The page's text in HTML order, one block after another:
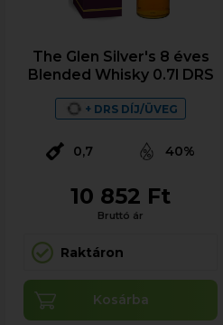
The Glen Silver's 8 éves
Blended Whisky 0.7l DRS
+ DRS DÍJ/ÜVEG
0,7 40%
10 852 Ft
Bruttó ár
Raktáron
Kosárba